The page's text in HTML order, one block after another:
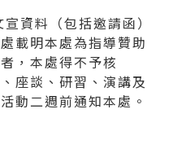
資料（包括邀請函）
載明本處為指導贊助
，本處得不予核
座談、研習、演講及
動二週前通知本處。